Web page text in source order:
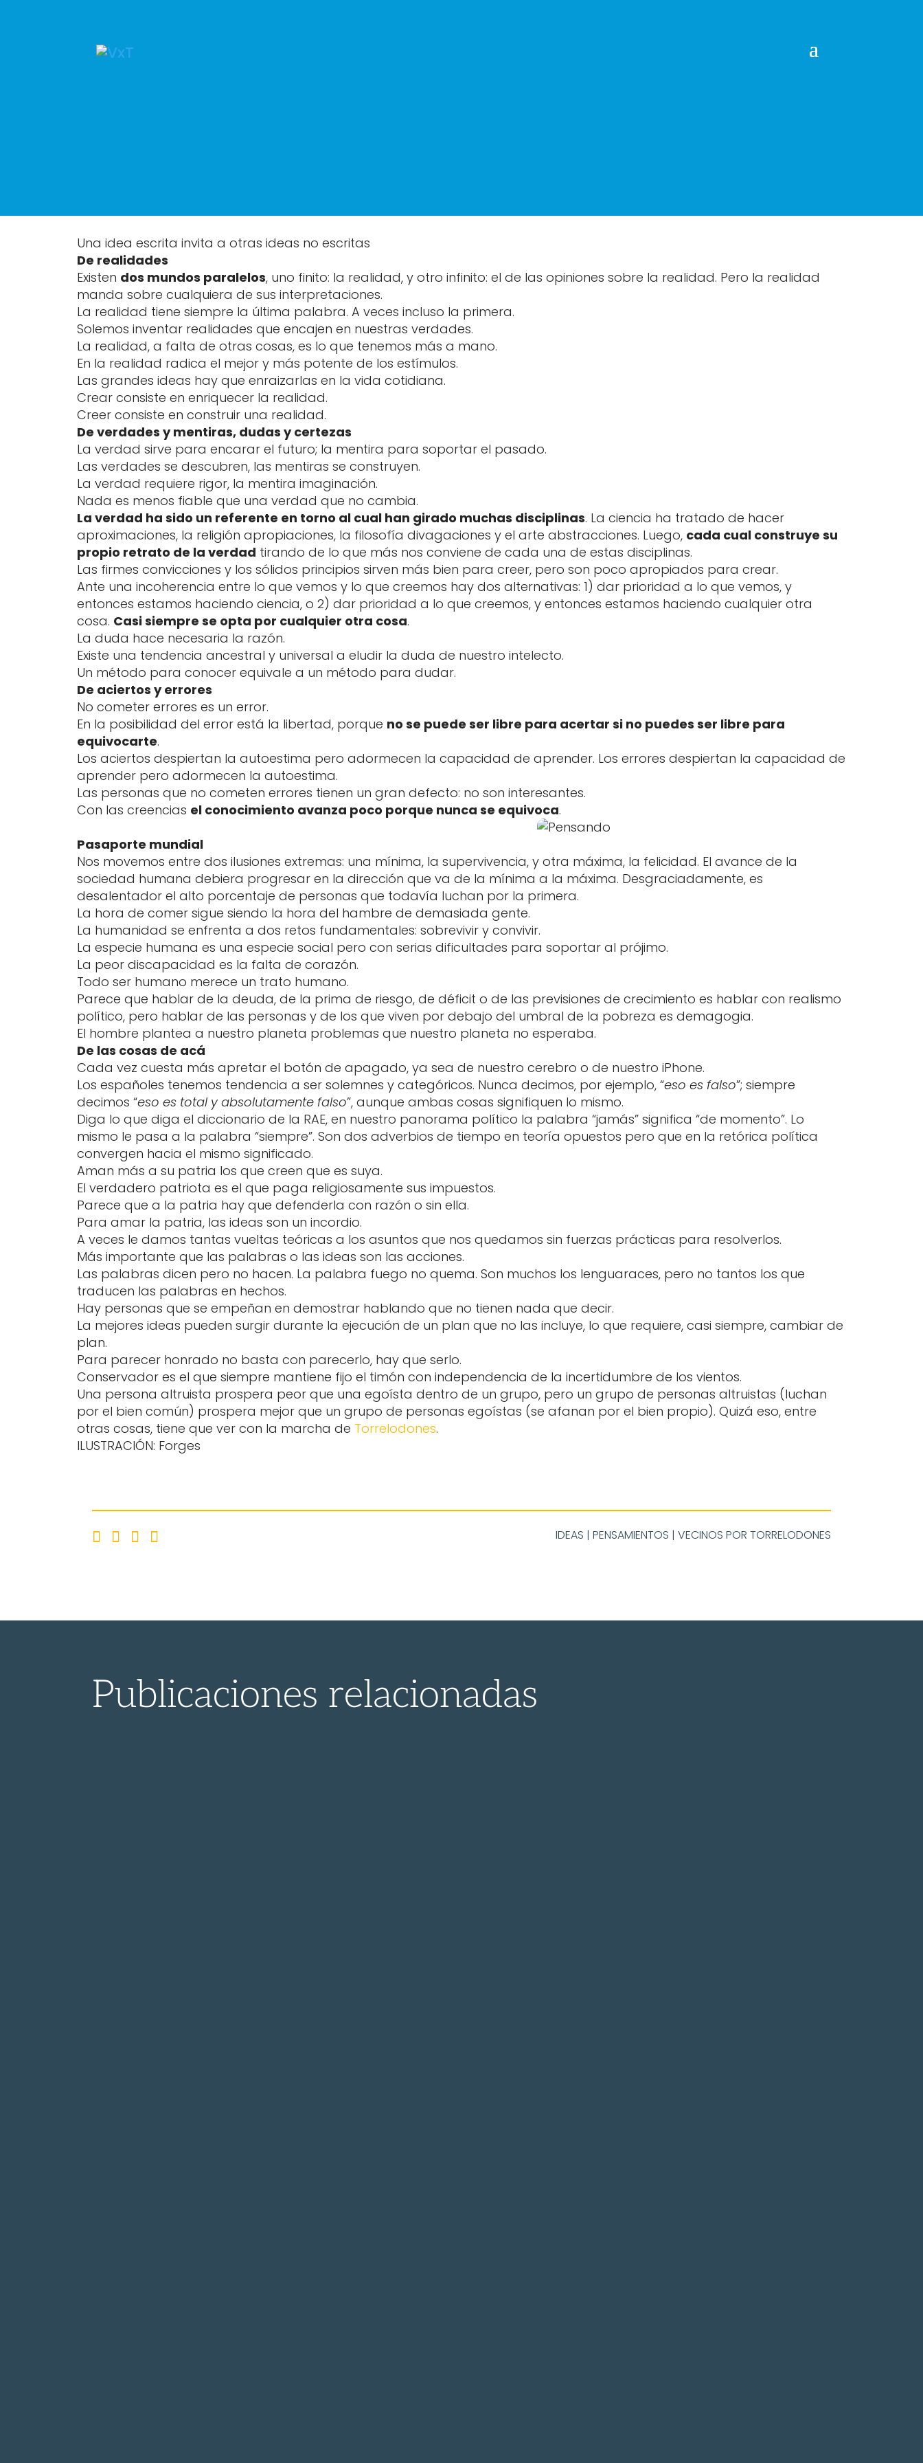
Una idea escrita invita a otras ideas no escritas
De realidades
Existen dos mundos paralelos, uno finito: la realidad, y otro infinito: el de las opiniones sobre la realidad. Pero la realidad
manda sobre cualquiera de sus interpretaciones.
La realidad tiene siempre la última palabra. A veces incluso la primera.
Solemos inventar realidades que encajen en nuestras verdades.
La realidad, a falta de otras cosas, es lo que tenemos más a mano.
En la realidad radica el mejor y más potente de los estímulos.
Las grandes ideas hay que enraizarlas en la vida cotidiana.
Crear consiste en enriquecer la realidad.
Creer consiste en construir una realidad.
De verdades y mentiras, dudas y certezas
La verdad sirve para encarar el futuro; la mentira para soportar el pasado.
Las verdades se descubren, las mentiras se construyen.
La verdad requiere rigor, la mentira imaginación.
Nada es menos fiable que una verdad que no cambia.
La verdad ha sido un referente en torno al cual han girado muchas disciplinas. La ciencia ha tratado de hacer
aproximaciones, la religión apropiaciones, la filosofía divagaciones y el arte abstracciones. Luego, cada cual construye su
propio retrato de la verdad tirando de lo que más nos conviene de cada una de estas disciplinas.
Las firmes convicciones y los sólidos principios sirven más bien para creer, pero son poco apropiados para crear.
Ante una incoherencia entre lo que vemos y lo que creemos hay dos alternativas: 1) dar prioridad a lo que vemos, y
entonces estamos haciendo ciencia, o 2) dar prioridad a lo que creemos, y entonces estamos haciendo cualquier otra
cosa. Casi siempre se opta por cualquier otra cosa.
La duda hace necesaria la razón.
Existe una tendencia ancestral y universal a eludir la duda de nuestro intelecto.
Un método para conocer equivale a un método para dudar.
De aciertos y errores
No cometer errores es un error.
En la posibilidad del error está la libertad, porque no se puede ser libre para acertar si no puedes ser libre para
equivocarte.
Los aciertos despiertan la autoestima pero adormecen la capacidad de aprender. Los errores despiertan la capacidad de
aprender pero adormecen la autoestima.
Las personas que no cometen errores tienen un gran defecto: no son interesantes.
Con las creencias el conocimiento avanza poco porque nunca se equivoca.
Pasaporte mundial
Nos movemos entre dos ilusiones extremas: una mínima, la supervivencia, y otra máxima, la felicidad. El avance de la
sociedad humana debiera progresar en la dirección que va de la mínima a la máxima. Desgraciadamente, es
desalentador el alto porcentaje de personas que todavía luchan por la primera.
La hora de comer sigue siendo la hora del hambre de demasiada gente.
La humanidad se enfrenta a dos retos fundamentales: sobrevivir y convivir.
La especie humana es una especie social pero con serias dificultades para soportar al prójimo.
La peor discapacidad es la falta de corazón.
Todo ser humano merece un trato humano.
Parece que hablar de la deuda, de la prima de riesgo, de déficit o de las previsiones de crecimiento es hablar con realismo
político, pero hablar de las personas y de los que viven por debajo del umbral de la pobreza es demagogia.
El hombre plantea a nuestro planeta problemas que nuestro planeta no esperaba.
De las cosas de acá
Cada vez cuesta más apretar el botón de apagado, ya sea de nuestro cerebro o de nuestro iPhone.
Los españoles tenemos tendencia a ser solemnes y categóricos. Nunca decimos, por ejemplo, “eso es falso”; siempre
decimos “eso es total y absolutamente falso”, aunque ambas cosas signifiquen lo mismo.
Diga lo que diga el diccionario de la RAE, en nuestro panorama político la palabra “jamás” significa “de momento”. Lo
mismo le pasa a la palabra “siempre”. Son dos adverbios de tiempo en teoría opuestos pero que en la retórica política
convergen hacia el mismo significado.
Aman más a su patria los que creen que es suya.
El verdadero patriota es el que paga religiosamente sus impuestos.
Parece que a la patria hay que defenderla con razón o sin ella.
Para amar la patria, las ideas son un incordio.
A veces le damos tantas vueltas teóricas a los asuntos que nos quedamos sin fuerzas prácticas para resolverlos.
Más importante que las palabras o las ideas son las acciones.
Las palabras dicen pero no hacen. La palabra fuego no quema. Son muchos los lenguaraces, pero no tantos los que
traducen las palabras en hechos.
Hay personas que se empeñan en demostrar hablando que no tienen nada que decir.
La mejores ideas pueden surgir durante la ejecución de un plan que no las incluye, lo que requiere, casi siempre, cambiar de
plan.
Para parecer honrado no basta con parecerlo, hay que serlo.
Conservador es el que siempre mantiene fijo el timón con independencia de la incertidumbre de los vientos.
Una persona altruista prospera peor que una egoísta dentro de un grupo, pero un grupo de personas altruistas (luchan
por el bien común) prospera mejor que un grupo de personas egoístas (se afanan por el bien propio). Quizá eso, entre
otras cosas, tiene que ver con la marcha de Torrelodones.
ILUSTRACIÓN: Forges
IDEAS | PENSAMIENTOS | VECINOS POR TORRELODONES
Publicaciones relacionadas